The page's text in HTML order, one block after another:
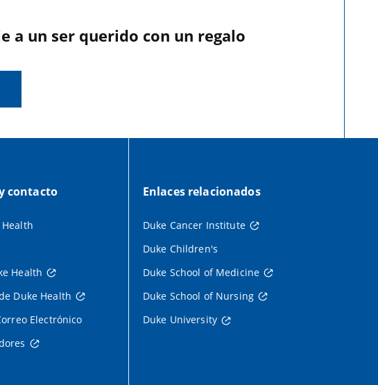
a un ser querido con un regalo
contacto
Health
Duke Health
Electrónico
Enlaces relacionados
Duke Cancer Institute
Duke Children's
Duke School of Medicine
Duke School of Nursing
Duke University